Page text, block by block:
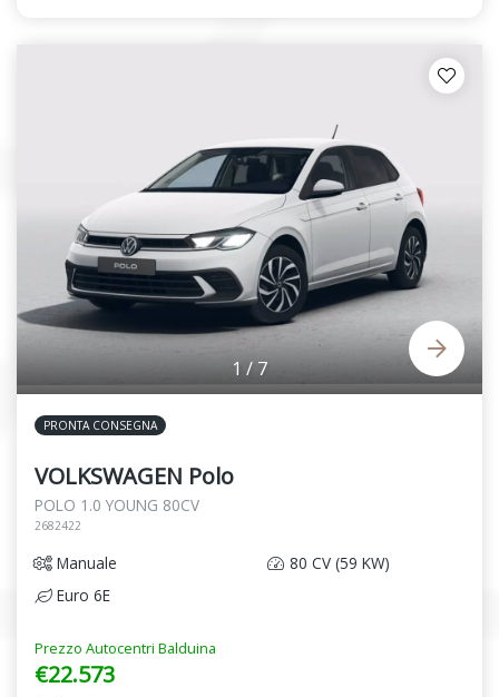
1/7
PRONTA CONSEGNA
VOLKSWAGEN Polo
POLO 1.0 YOUNG 80CV
2682422
Manuale
80 CV (59 KW)
Euro 6E
Prezzo Autocentri Balduina
€22.573